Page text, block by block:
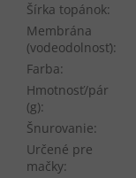
Šírka topánok:
Membrána
(vodeodolnosť):
Farba:
Hmotnosť/pár
(g):
Šnurovanie:
Určené pre
mačky: